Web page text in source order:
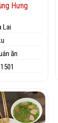
Hưng
Lai
ăn
1501